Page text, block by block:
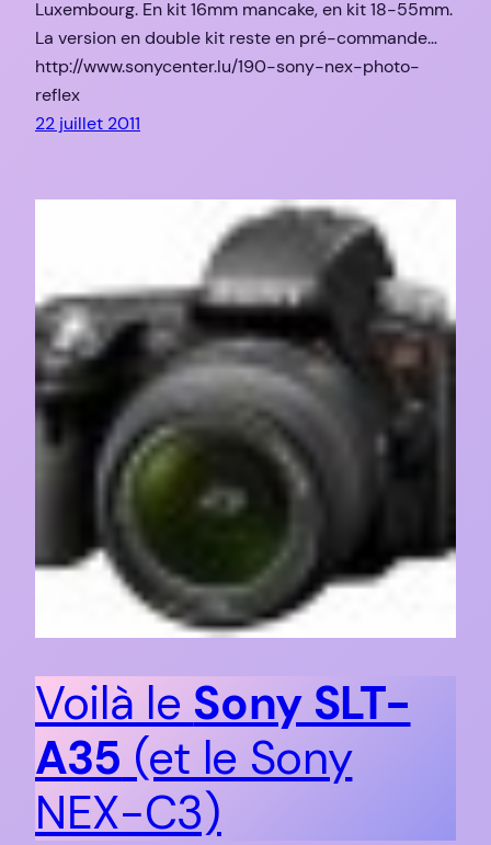
Luxembourg. En kit 16mm mancake, en kit 18-55mm.
La version en double kit reste en pré-commande…
http://www.sonycenter.lu/190-sony-nex-photo-
reflex
22 juillet 2011
Voilà le Sony SLT-
A35 (et le Sony
NEX-C3)